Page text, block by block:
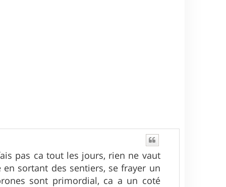
pas ca tout les jours, rien ne vaut
sortant des sentiers, se frayer un
sont primordial, ca a un coté